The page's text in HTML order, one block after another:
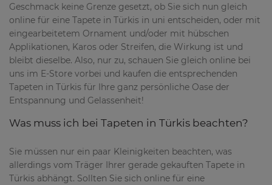
Geschmack keine Grenze gesetzt, ob Sie sich nun gleich
online für eine Tapete in Türkis in uni entscheiden, oder mit
eingearbeitetem Ornament und/oder mit hübschen
Applikationen, Karos oder Streifen, die Wirkung ist und
bleibt dieselbe. Also, nur zu, schauen Sie gleich online bei
uns im E-Store vorbei und kaufen die entsprechenden
Tapeten in Türkis für Ihre ganz persönliche Oase der
Entspannung und Gelassenheit!
Was muss ich bei Tapeten in Türkis beachten?
Sie müssen nur ein paar Kleinigkeiten beachten, was
allerdings vom Träger Ihrer gerade gekauften Tapete in
Türkis abhängt. Sollten Sie sich online für eine